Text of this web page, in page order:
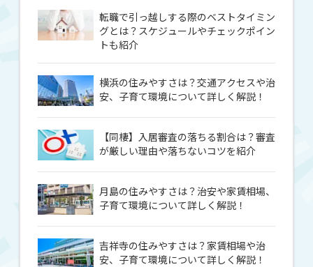
転職で引っ越しする際のベストタイミン
グとは？スケジュールやチェックポイン
トも紹介
横浜の住みやすさは？交通アクセスや治
安、子育て環境について詳しく解説！
【同棲】入居審査の落ちる割合は？審査
が厳しい理由や落ちないコツを紹介
月島の住みやすさは？治安や家賃相場、
子育て環境について詳しく解説！
吉祥寺の住みやすさは？家賃相場や治
安、子育て環境について詳しく解説！